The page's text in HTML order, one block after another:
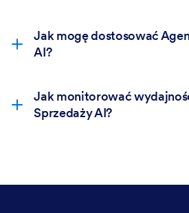
Initial outreach and follow-
Answering customer
chat
Generating and sending
Jak mogę dostosować
AI?
Jak monitorować
Sprzedaży AI?